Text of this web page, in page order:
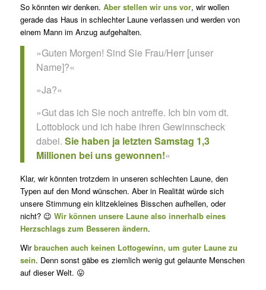
So könnten wir denken. Aber stellen wir uns vor, wir wollen
gerade das Haus in schlechter Laune verlassen und werden von
einem Mann im Anzug aufgehalten.
»Guten Morgen! Sind Sie Frau/Herr [unser
Name]?«
»Ja?«
»Gut das ich Sie noch antreffe. Ich bin vom dt.
Lottoblock und ich habe ihren Gewinnscheck
dabei. Sie haben ja letz­ten Samstag 1,3
Millionen bei uns gewonnen!«
Klar, wir könnten trotzdem in unseren schlechten Laune, den
Typen auf den Mond wünschen. Aber in Realität würde sich
unsere Stimmung ein klitzekleines Bisschen aufhellen, oder
nicht? 😉 Wir können unsere Laune also innerhalb eines
Herzschlags zum Bes­seren ändern.
Wirbrauchen auch keinen Lottogewinn, um guter Laune zu
sein. Denn sonst gäbe es ziemlich wenig gut gelaunte Menschen
auf dieser Welt. 😛